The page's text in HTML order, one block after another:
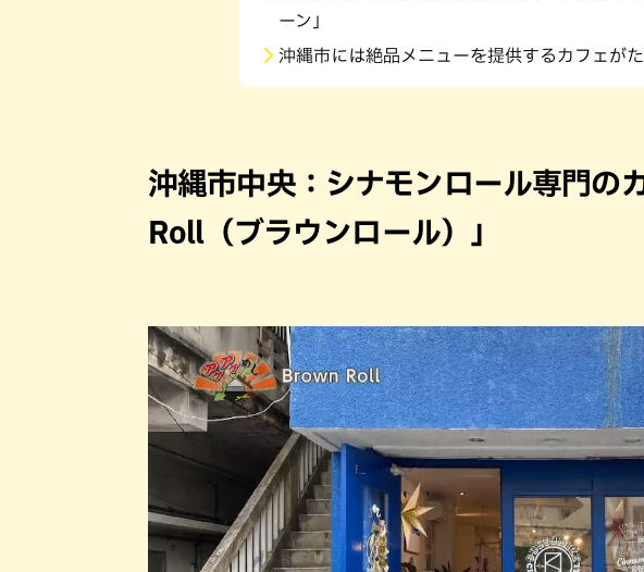
ーン」
沖縄市には絶品メニューを提供するカフェが
沖縄市中央：シナモンロール専門の
Roll（ブラウンロール）」